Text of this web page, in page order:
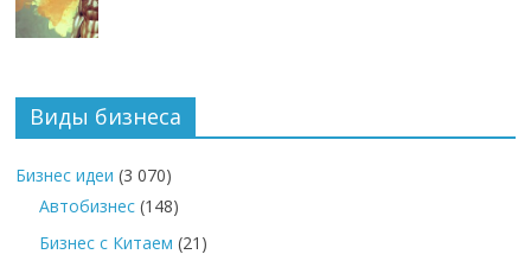
Виды бизнеса
Бизнес идеи (3 070)
Автобизнес (148)
Бизнес с Китаем (21)